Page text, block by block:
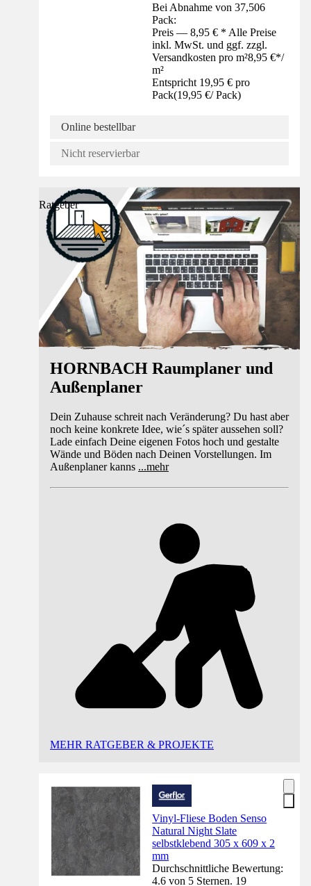
Bei Abnahme von 37,506
Pack:
Preis — 8,95 € * Alle Preise
inkl. MwSt. und ggf. zzgl.
Versandkosten pro m²8,95 €*/
m²
Entspricht 19,95 € pro
Pack(19,95 €/ Pack)
Online bestellbar
Nicht reservierbar
Ratgeber
HORNBACH Raumplaner und
Außenplaner
Dein Zuhause schreit nach Veränderung? Du hast aber
noch keine konkrete Idee, wie´s später aussehen soll?
Lade einfach Deine eigenen Fotos hoch und gestalte
Wände und Böden nach Deinen Vorstellungen. Im
Außenplaner kanns ...mehr
MEHR RATGEBER & PROJEKTE
Vinyl-Fliese Boden Senso
Natural Night Slate
selbstklebend 305 x 609 x 2
mm
Durchschnittliche Bewertung:
4.6 von 5 Sternen. 19